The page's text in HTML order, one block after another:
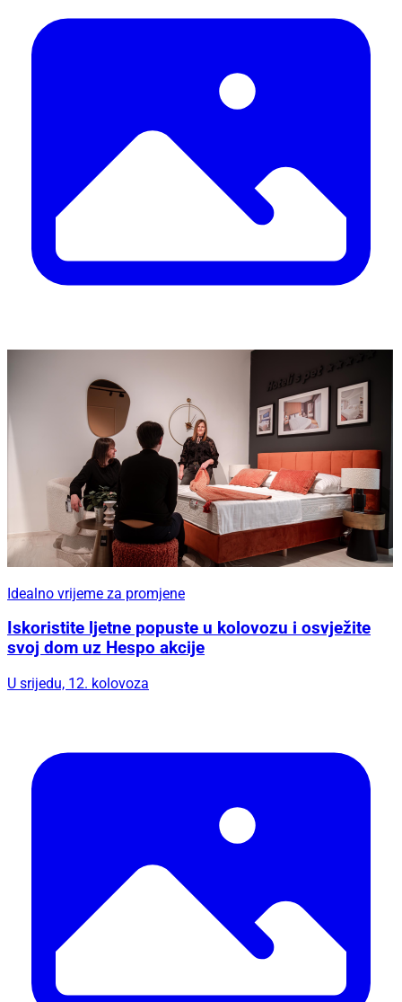
Idealno vrijeme za promjene
Iskoristite ljetne popuste u kolovozu i osvježite
svoj dom uz Hespo akcije
U srijedu, 12. kolovoza